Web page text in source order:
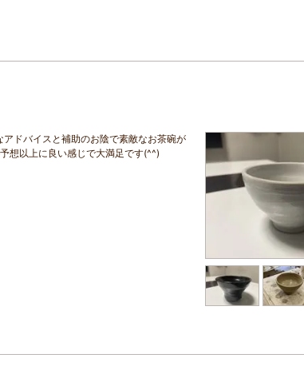
ドバイスと補助のお陰で素敵なお茶碗が
想以上に良い感じで大満足です(^^)